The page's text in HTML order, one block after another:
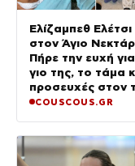
Ελίζαμπεθ Ελέτσι
στον Άγιο
Πήρε την ευχή
γιο της, το τάμα
προσευχές στον
του Αγίου
COUSCOUS.GR